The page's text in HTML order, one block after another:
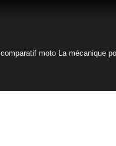
comparatif moto La mécanique